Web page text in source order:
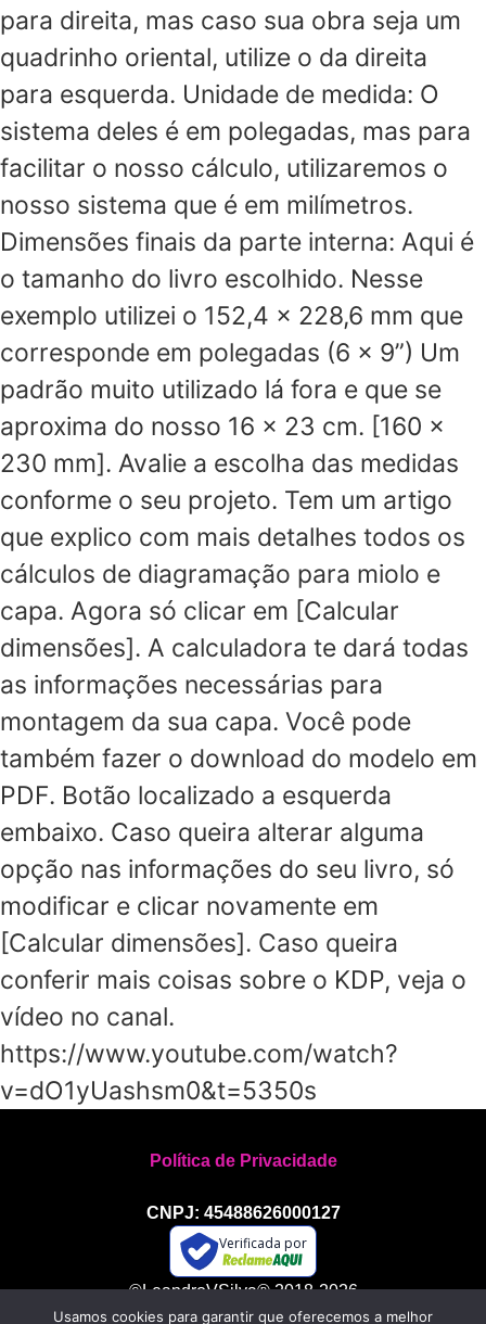
para direita, mas caso sua obra seja um
quadrinho oriental, utilize o da direita
para esquerda. Unidade de medida: O
sistema deles é em polegadas, mas para
facilitar o nosso cálculo, utilizaremos o
nosso sistema que é em milímetros.
Dimensões finais da parte interna: Aqui é
o tamanho do livro escolhido. Nesse
exemplo utilizei o 152,4 x 228,6 mm que
corresponde em polegadas (6 x 9”) Um
padrão muito utilizado lá fora e que se
aproxima do nosso 16 x 23 cm. [160 x
230 mm]. Avalie a escolha das medidas
conforme o seu projeto. Tem um artigo
que explico com mais detalhes todos os
cálculos de diagramação para miolo e
capa. Agora só clicar em [Calcular
dimensões]. A calculadora te dará todas
as informações necessárias para
montagem da sua capa. Você pode
também fazer o download do modelo em
PDF. Botão localizado a esquerda
embaixo. Caso queira alterar alguma
opção nas informações do seu livro, só
modificar e clicar novamente em
[Calcular dimensões]. Caso queira
conferir mais coisas sobre o KDP, veja o
vídeo no canal.
https://www.youtube.com/watch?
v=dO1yUashsm0&t=5350s
Política de Privacidade
CNPJ: 45488626000127
Verificada por
©LeandroVSilva® 2018-2026
Todos os direitos reservados
Usamos cookies para garantir que oferecemos a melhor